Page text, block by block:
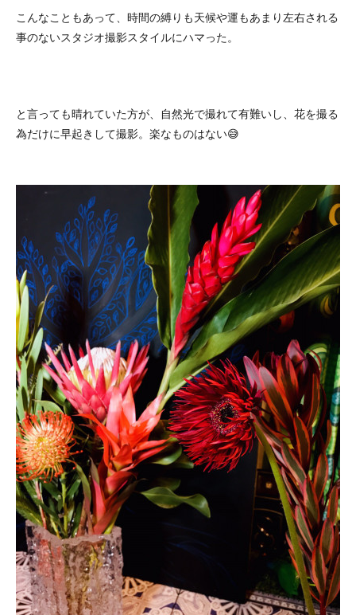
こんなこともあって、時間の縛りも天候や運もあまり左右される
事のないスタジオ撮影スタイルにハマった。
と言っても晴れていた方が、自然光で撮れて有難いし、花を撮る
為だけに早起きして撮影。楽なものはない😅